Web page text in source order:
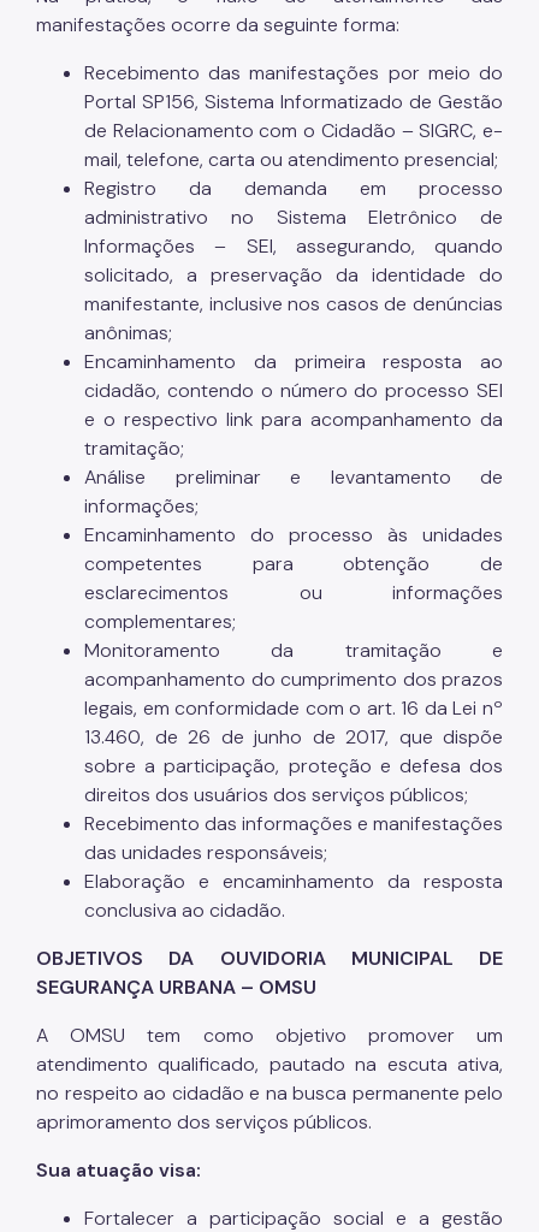
manifestações ocorre da seguinte forma:
Recebimento das manifestações por meio do
Portal SP156, Sistema Informatizado de Gestão
de Relacionamento com o Cidadão – SIGRC, e-
mail, telefone, carta ou atendimento presencial;
Registro da demanda em processo
administrativo no Sistema Eletrônico de
Informações – SEI, assegurando, quando
solicitado, a preservação da identidade do
manifestante, inclusive nos casos de denúncias
anônimas;
Encaminhamento da primeira resposta ao
cidadão, contendo o número do processo SEI
e o respectivo link para acompanhamento da
tramitação;
Análise preliminar e levantamento de
informações;
Encaminhamento do processo às unidades
competentes para obtenção de
esclarecimentos ou informações
complementares;
Monitoramento da tramitação e
acompanhamento do cumprimento dos prazos
legais, em conformidade com o art. 16 da Lei nº
13.460, de 26 de junho de 2017, que dispõe
sobre a participação, proteção e defesa dos
direitos dos usuários dos serviços públicos;
Recebimento das informações e manifestações
das unidades responsáveis;
Elaboração e encaminhamento da resposta
conclusiva ao cidadão.
OBJETIVOS DA OUVIDORIA MUNICIPAL DE
SEGURANÇA URBANA – OMSU
A OMSU tem como objetivo promover um
atendimento qualificado, pautado na escuta ativa,
no respeito ao cidadão e na busca permanente pelo
aprimoramento dos serviços públicos.
Sua atuação visa:
Fortalecer a participação social e a gestão